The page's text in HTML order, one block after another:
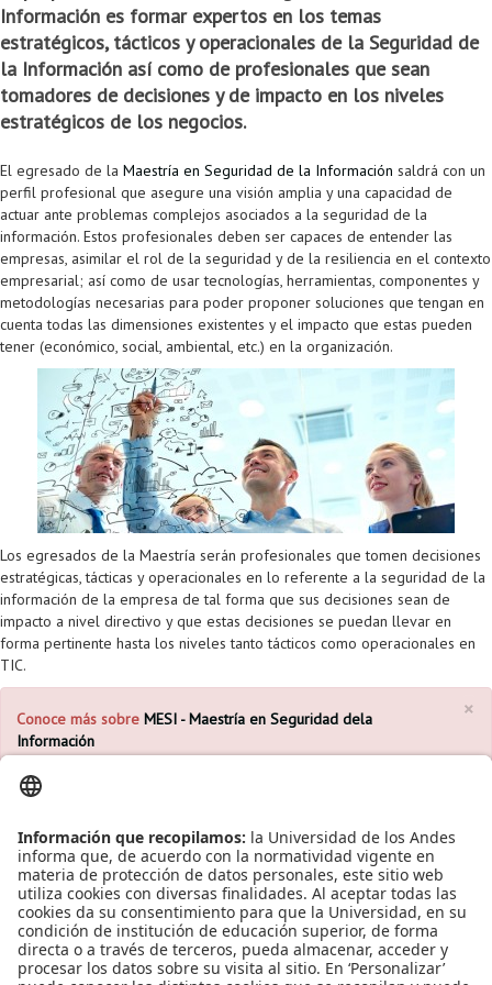
Información es formar expertos en los temas
estratégicos, tácticos y operacionales de la Seguridad de
la Información así como de profesionales que sean
tomadores de decisiones y de impacto en los niveles
estratégicos de los negocios.
El egresado de la Maestría en Seguridad de la Información saldrá con un
perfil profesional que asegure una visión amplia y una capacidad de
actuar ante problemas complejos asociados a la seguridad de la
información. Estos profesionales deben ser capaces de entender las
empresas, asimilar el rol de la seguridad y de la resiliencia en el contexto
empresarial; así como de usar tecnologías, herramientas, componentes y
metodologías necesarias para poder proponer soluciones que tengan en
cuenta todas las dimensiones existentes y el impacto que estas pueden
tener (económico, social, ambiental, etc.) en la organización.
Los egresados de la Maestría serán profesionales que tomen decisiones
estratégicas, tácticas y operacionales en lo referente a la seguridad de la
información de la empresa de tal forma que sus decisiones sean de
impacto a nivel directivo y que estas decisiones se puedan llevar en
forma pertinente hasta los niveles tanto tácticos como operacionales en
TIC.
×
Conoce más sobre MESI - Maestría en Seguridad dela
Información
Leído Tiempo
Publicado en Noticias
Etiquetado bajo
Seguridad de la Información MESI
posgrados
escuela de posgrado
formación alto nivel formación profesional
Convocatoria ISIS
Convocatoria IA
Oportunidades
Información general
Opciones académicas
TI en las Organizaciones
Matemática computacional
Profesores
Internacionalización
Cursos electivos
Electivas reguladas
Electivas profesionales en otros departamentos
Oferta de cursos periodo intersemestral
Consejería
Doble programa
Doble titulación
Examen Saber Pro
Intercambios académicos
Práctica académica
Ofertas
Práctica social
Proyecto de grado
Reingreso
Reintegro
Retiro voluntario
Transferencia
Tarifas
Movilidad Estudiantil (Intercambio)
Reingreso
Reintegro
Aplazamiento
Trasnferencia Interna
Intercambio Is-Link
Grado
Reglamento General de Estudiantes de Maestría RGEMa
Bienestar institucional
Oferta de cursos
Convocatorias
Maestría en Gerencia de Tecnologías de Información (MAIT)
Maestría en Arquitectura de Tecnologías de Información
(MATI)
Maestría en Tecnologías de Información para el Negocio
(MBIT)
Maestría en Seguridad de la Información (MESI)
Maestría en Ingeniería de Información (MINE)
Maestría en Ingeniería de Sistemas y Computación (MISIS)
Maestría en Ingeniería de Software (MISO)
Escuela Internacional de Verano
Instructores
Asistentes Postdoctorales
Profesores Adjuntos
Coordinadores de programa
Gestores
Personal de apoyo
Personal de laboratorios
Ofertas Laborales
Emprendedores e Innovadores
TICSw
Colaboratorio de Interacción, Visualización, Robótica y Sistemas
Autónomos
Laboratorio de Arquitecturas Empresariales
Laboratorio de Computación Móvil
Laboratorio de Informática Forense
Laboratorio de Ingeniería de Información - Códice
Laboratorios de Propósito General
Laboratorios de Seguridad de la Información
Sala de Video Juegos
Protocolo de bioseguridad